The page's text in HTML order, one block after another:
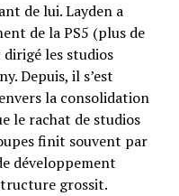
de lui. Layden a
de la PS5 (plus de
les studios
Depuis, il s’est
la consolidation
le rachat de studios
finit souvent par
développement
grossit.